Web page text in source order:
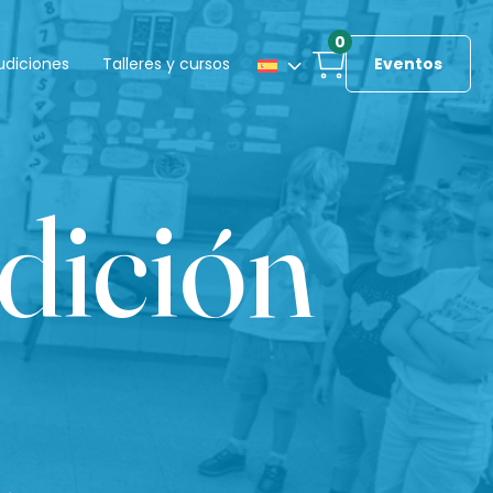
Talleres y cursos
0
Eventos